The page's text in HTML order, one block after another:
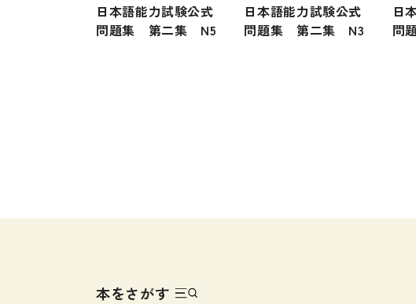
日本語能力試験公式
問題集 第二集 N5
日本語能力試験公式
問題集 第二集 N3
日
問
本をさがす